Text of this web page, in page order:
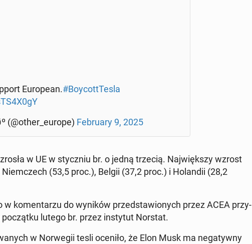
Eu­ro­pe­an.#Boy­cott­Te­sla
(@other_europe) Fe­bru­ary 9, 2025
w UE w stycz­niu br. o jedną trzecią. Naj­więk­szy wzrost
(53,5 proc.), Belgii (37,2 proc.) i Ho­lan­dii (28,2
ko­men­ta­rzu do wyników przed­sta­wio­nych przez ACEA przy­
lutego br. przez in­sty­tut Norstat.
w Nor­we­gii tesli oceniło, że Elon Musk ma ne­ga­tyw­ny